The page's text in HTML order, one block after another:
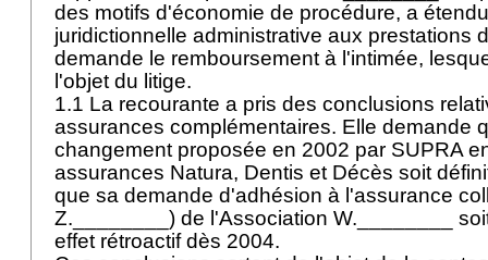
des motifs d'économie de procédure, a
juridictionnelle administrative aux prestations
demande le remboursement à l'intimée,
l'objet du litige.
1.1 La recourante a pris des conclusions
assurances complémentaires. Elle demande
changement proposée en 2002 par SUPRA
assurances Natura, Dentis et Décès soit
que sa demande d'adhésion à l'assurance
Z.________) de l'Association W.________
effet rétroactif dès 2004.